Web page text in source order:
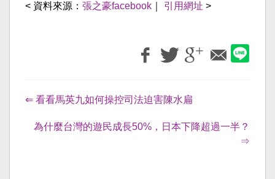
< 資料來源： 張之豪facebook 引用網址 >
⇐ 看看馬英九如何操控司法迫害陳水扁
為什麼台灣的遊民成長50%，日本下降超過一半？
⇒